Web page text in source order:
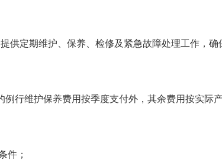
供定期维护、保养、检修及紧急故障处理工作，确
例行维护保养费用按季度支付外，其余费用按实际
件；